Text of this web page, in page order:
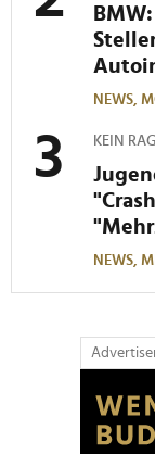
NEWS,
KEIN
NEWS,